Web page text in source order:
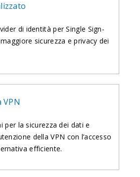
di identità per Single Sign-
sicurezza e privacy dei
per la sicurezza dei dati e
della VPN con l’accesso
efficiente.